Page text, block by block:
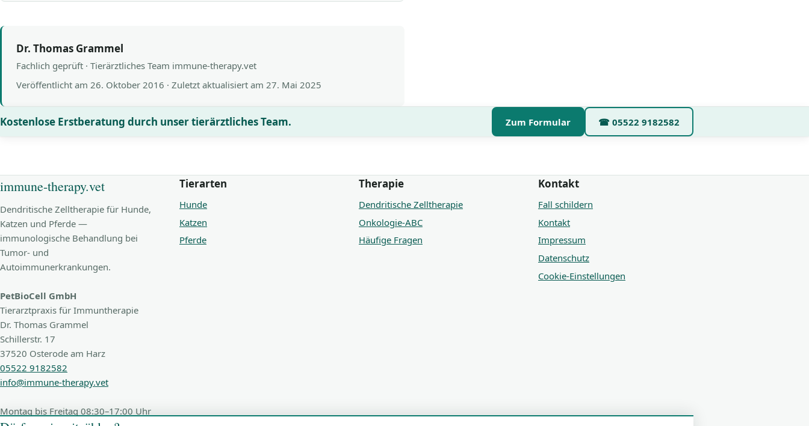
Dr. Thomas Grammel
Fachlich geprüft · Tierärztliches Team immune-therapy.vet
Veröffentlicht am 26. Oktober 2016 · Zuletzt aktualisiert am 27. Mai 2025
Kostenlose Erstberatung durch unser tierärztliches Team. Zum Formular ☎ 05522 9182582
immune-therapy.vet
Dendritische Zelltherapie für Hunde,
Katzen und Pferde —
immunologische Behandlung bei
Tumor- und
Autoimmunerkrankungen.
PetBioCell GmbH
Tierarztpraxis für Immuntherapie
Dr. Thomas Grammel
Schillerstr. 17
37520 Osterode am Harz
05522 9182582
info@immune-therapy.vet
Montag bis Freitag 08:30–17:00 Uhr
Tierarten
Hunde
Katzen
Pferde
Therapie
Dendritische Zelltherapie
Onkologie-ABC
Häufige Fragen
Kontakt
Fall schildern
Kontakt
Impressum
Datenschutz
Cookie-Einstellungen